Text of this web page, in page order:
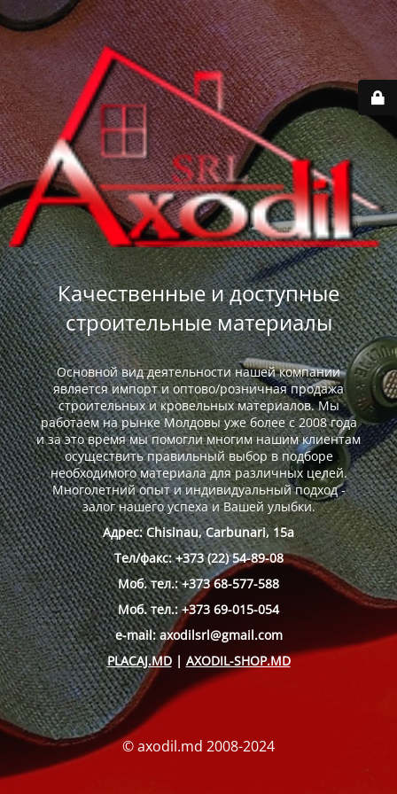
Качественные и доступные
строительные материалы
Основной вид деятельности нашей компании
является импорт и оптово/розничная продажа
строительных и кровельных материалов. Мы
работаем на рынке Молдовы уже более с 2008 года
и за это время мы помогли многим нашим клиентам
осуществить правильный выбор в подборе
необходимого материала для различных целей.
Многолетний опыт и индивидуальный подход -
залог нашего успеха и Вашей улыбки.
Адрес: Chisinau, Carbunari, 15a
Тел/факс: +373 (22) 54-89-08
Моб. тел.: +373 68-577-588
Моб. тел.: +373 69-015-054
e-mail: axodilsrl@gmail.com
PLACAJ.MD| AXODIL-SHOP.MD
© axodil.md 2008-2024